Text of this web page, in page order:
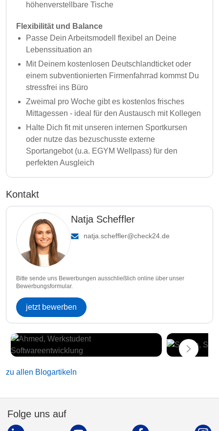
höhenverstellbare Tische
Flexibilität und Balance
Passe Dein Arbeitsmodell flexibel an Deine
Lebenssituation an
Mit Deinem kostenlosen Deutschlandticket oder
einem subventionierten Firmenfahrrad kommst Du
stressfrei ins Büro
Zweimal pro Woche gibt es kostenlos frisches
Mittagessen - ideal für den Austausch mit Kollegen
Halte Dich fit mit unseren internen Sportkursen
oder nutze das bezuschusste externe
Sportangebot (u.a. EGYM Wellpass) für den
perfekten Ausgleich
Kontakt
Natja Scheffler
natja.scheffler@check24.de
Bitte sende uns Bewerbungen ausschließlich online über unser
Bewerbungsformular.
jetzt bewerben
zu allen Blogartikeln
Folge uns auf